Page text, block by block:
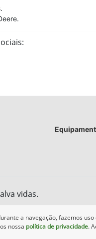
vidas.
a navegação, fazemos
nossa política de privacidade.